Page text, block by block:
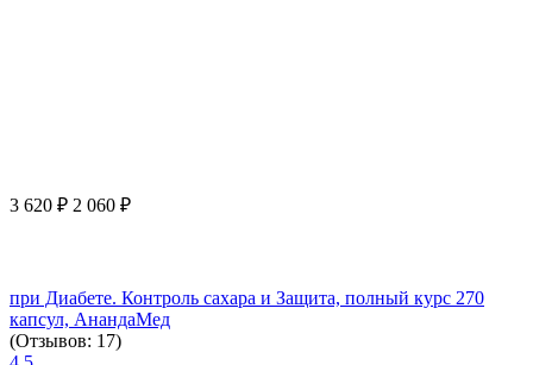
3 620 ₽ 2 060 ₽
при Диабете. Контроль сахара и Защита, полный курс 270
капсул, АнандаМед
(Отзывов: 17)